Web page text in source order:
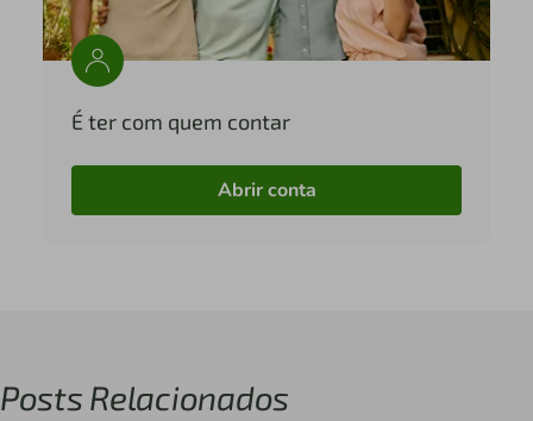
É ter com quem contar
Abrir conta
Posts Relacionados